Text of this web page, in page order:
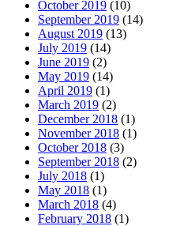
October 2019 (10)
September 2019 (14)
August 2019 (13)
July 2019 (14)
June 2019 (2)
May 2019 (14)
April 2019 (1)
March 2019 (2)
December 2018 (1)
November 2018 (1)
October 2018 (3)
September 2018 (2)
July 2018 (1)
May 2018 (1)
March 2018 (4)
February 2018 (1)